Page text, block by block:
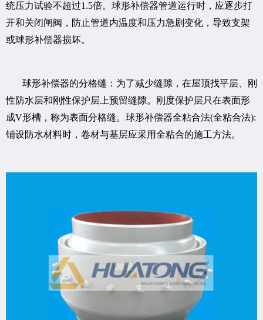
统压力试验不超过1.5倍。球形补偿器管道运行时，应逐步打
开和关闭闸阀，防止管道内温度和压力急剧变化，导致支架
或球形补偿器损坏。
球形补偿器的分格缝：为了减少缝隙，在屋顶找平层、刚
性防水层和刚性保护层上预留缝隙。刚度保护层只在表面形
成V形槽，称为表面分格缝。球形补偿器全粘合法(全粘合法):
铺设防水材料时，卷材与基层应采用全粘合的施工方法。